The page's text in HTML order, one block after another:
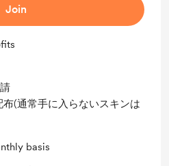
Join
布(通常手に入らないスキンは
basis